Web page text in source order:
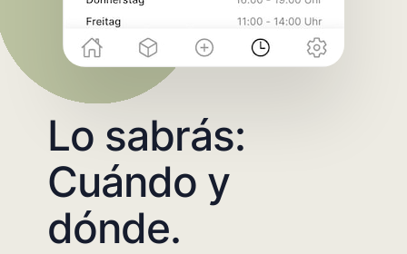
Lo sabrás:
Cuándo y
dónde.